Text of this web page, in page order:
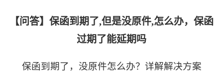
【问答】保函到期了,但是没原件,怎么办，保函
过期了能延期吗
保函到期了，没原件怎么办？详解解决方案